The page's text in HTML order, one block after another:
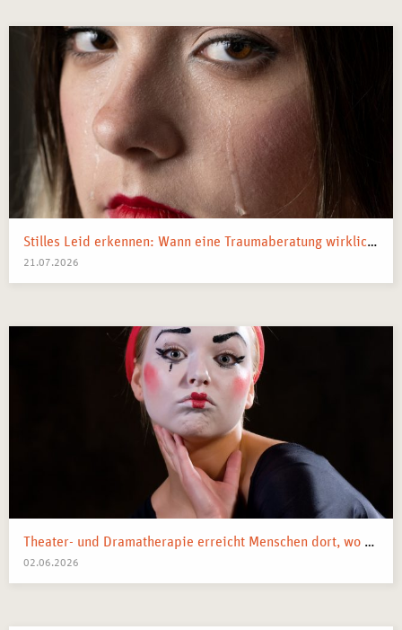
Stilles Leid erkennen: Wann eine Traumaberatung wirklich der richtige Schritt ist
21.07.2026
Theater- und Dramatherapie erreicht Menschen dort, wo Worte manchmal nicht mehr weiterkommen.
02.06.2026